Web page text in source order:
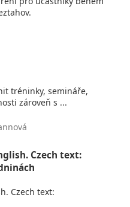
tréninky, semináře,
zároveň s ...
Czech text:
Czech text: